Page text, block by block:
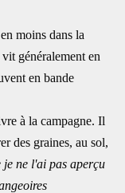
moins dans la
généralement en
en bande
à la campagne. Il
des graines, au sol,
ne l'ai pas aperçu